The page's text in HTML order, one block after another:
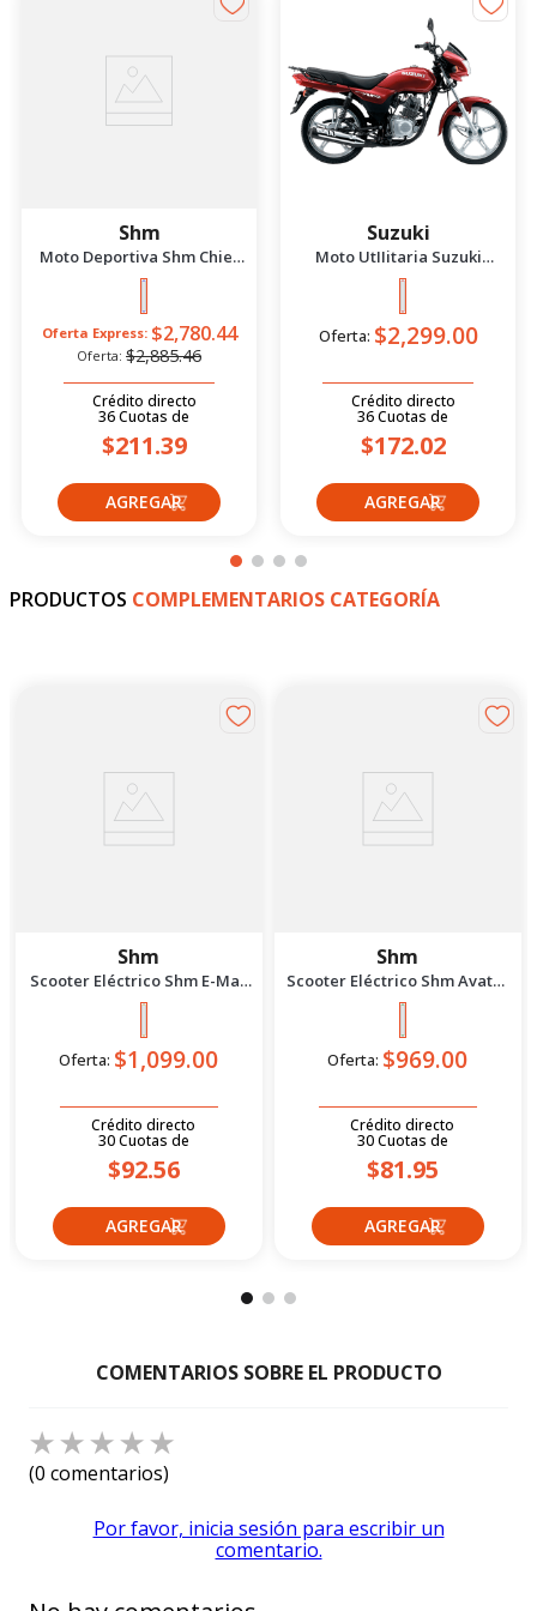
Shm
Moto Deportiva Shm Chief
2.5 Azul/Negro 2026
Oferta Express: $2,780.44
Oferta: $2,885.46
Crédito directo
36Cuotas de
$211.39
Suzuki
Moto UtIIitaria Suzuki
Gd115 Evolution Rojo 2026
Oferta: $2,299.00
Crédito directo
36Cuotas de
$172.02
PRODUCTOS COMPLEMENTARIOS CATEGORÍA
Shm
Scooter Eléctrico Shm E-Max
1500 Naranja
Oferta: $1,099.00
Crédito directo
30Cuotas de
$92.56
Shm
Scooter Eléctrico Shm Avatar
1200 Verde
Oferta: $969.00
Crédito directo
30Cuotas de
$81.95
☆☆☆☆☆
(0 comentarios)
Por favor, inicia sesión para escribir un
comentario.